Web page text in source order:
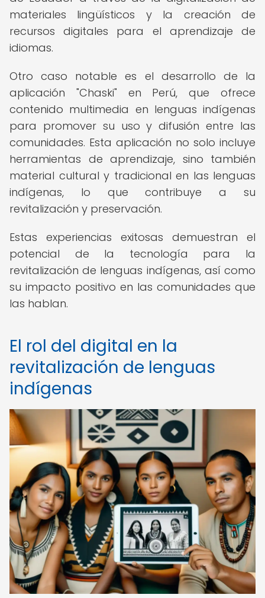
materiales lingüísticos y la creación de
recursos digitales para el aprendizaje de
idiomas.
Otro caso notable es el desarrollo de la
aplicación "Chaski" en Perú, que ofrece
contenido multimedia en lenguas indígenas
para promover su uso y difusión entre las
comunidades. Esta aplicación no solo incluye
herramientas de aprendizaje, sino también
material cultural y tradicional en las lenguas
indígenas, lo que contribuye a su
revitalización y preservación.
Estas experiencias exitosas demuestran el
potencial de la tecnología para la
revitalización de lenguas indígenas, así como
su impacto positivo en las comunidades que
las hablan.
El rol del digital en la
revitalización de lenguas
indígenas